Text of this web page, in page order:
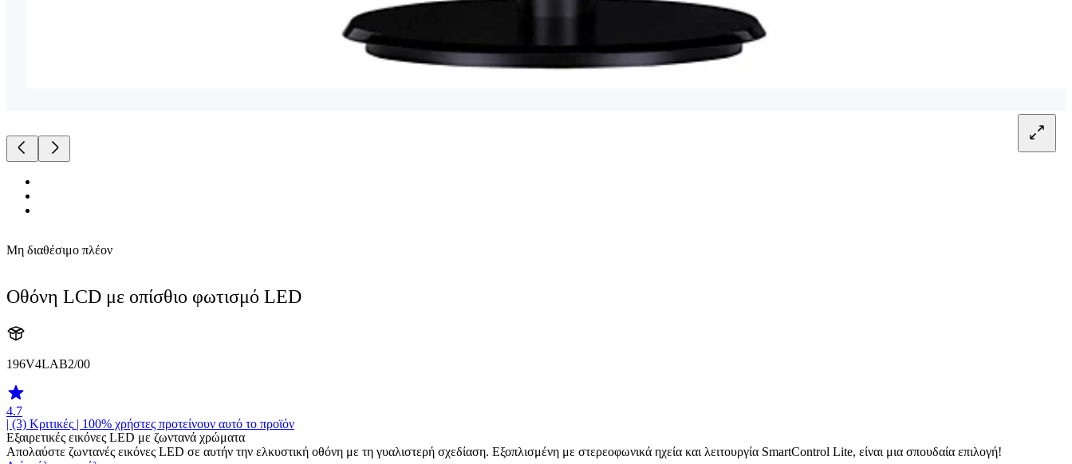
Μη διαθέσιμο πλέον
Οθόνη LCD με οπίσθιο φωτισμό LED
196V4LAB2/00
4.7
| (3) Κριτικές | 100% χρήστες προτείνουν αυτό το προϊόν
Εξαιρετικές εικόνες LED με ζωντανά χρώματα
Απολαύστε ζωντανές εικόνες LED σε αυτήν την ελκυστική οθόνη με τη γυαλιστερή σχεδίαση. Εξοπλισμένη με στερεοφωνικά ηχεία και λειτουργία SmartControl Lite, είναι μια σπουδαία επιλογή!